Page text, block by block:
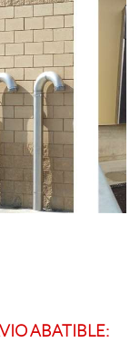
ABATIBLE: